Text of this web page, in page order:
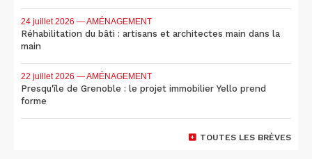
24 juillet 2026 — AMÉNAGEMENT
Réhabilitation du bâti : artisans et architectes main dans la
main
22 juillet 2026 — AMÉNAGEMENT
Presqu'île de Grenoble : le projet immobilier Yello prend
forme
TOUTES LES BRÈVES